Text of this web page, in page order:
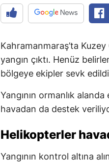
Kahramanmaraş’ta
yangın çıktı. Henüz
bölgeye ekipler sevk
Yangının ormanlık
havadan da destek
Helikopterler
Yangının kontrol altına